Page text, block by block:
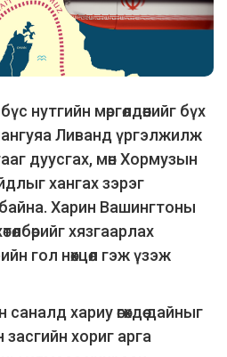
нутгийн мөргөлдөөнийг бүх
Ливанд үргэлжилж
дуусгах, мөн Хормузын
хангах зэрэг
Харин Вашингтоны
хязгаарлах
гол нөхцөл гэж үзэж
хариу өгөхдөө дайныг
хориг арга